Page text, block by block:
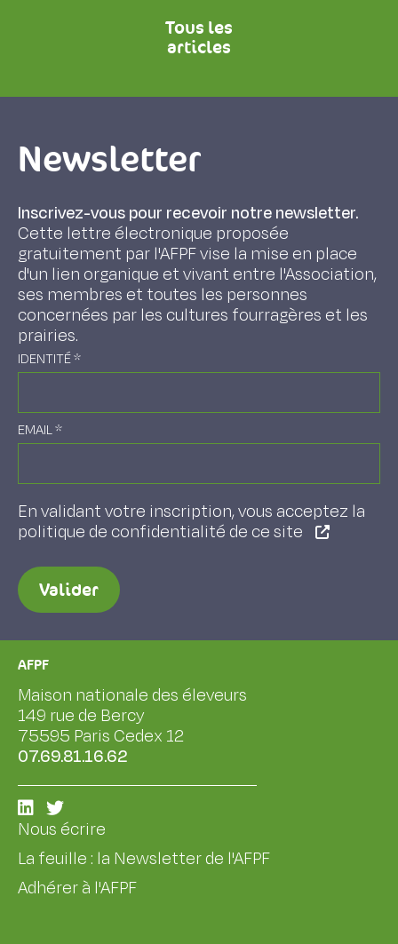
Tous les
articles
Newsletter
Inscrivez-vous pour recevoir notre newsletter.
Cette lettre électronique proposée
gratuitement par l'AFPF vise la mise en place
d'un lien organique et vivant entre l'Association,
ses membres et toutes les personnes
concernées par les cultures fourragères et les
prairies.
IDENTITÉ*
EMAIL*
En validant votre inscription, vous acceptez la
politique de confidentialité de ce site
Valider
AFPF
Maison nationale des éleveurs
149 rue de Bercy
75595 Paris Cedex 12
07.69.81.16.62
Nous écrire
La feuille : la Newsletter de l'AFPF
Adhérer à l'AFPF